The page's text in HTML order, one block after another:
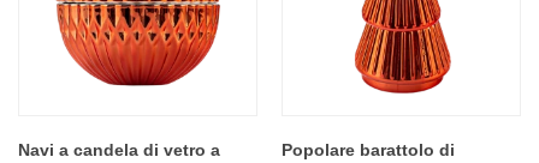
MOQ: 1000 pezzi
MOQ: 1000 pezzi
Navi a candela di vetro a
Popolare barattolo di